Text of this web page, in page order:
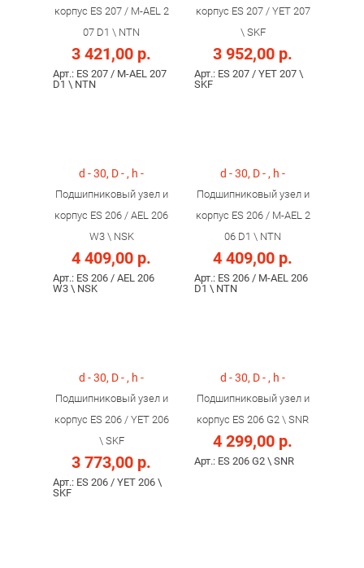
корпус ES 207 / M-AEL 2
07 D1 \ NTN
3 421,00 р.
Арт.: ES 207 / M-AEL 207
D1 \ NTN
корпус ES 207 / YET 207
\ SKF
3 952,00 р.
Арт.: ES 207 / YET 207 \
SKF
d - 30, D - , h -
Подшипниковый узел и
корпус ES 206 / AEL 206
W3 \ NSK
4 409,00 р.
Арт.: ES 206 / AEL 206
W3 \ NSK
d - 30, D - , h -
Подшипниковый узел и
корпус ES 206 / M-AEL 2
06 D1 \ NTN
4 409,00 р.
Арт.: ES 206 / M-AEL 206
D1 \ NTN
d - 30, D - , h -
Подшипниковый узел и
корпус ES 206 / YET 206
\ SKF
3 773,00 р.
Арт.: ES 206 / YET 206 \
SKF
d - 30, D - , h -
Подшипниковый узел и
корпус ES 206 G2 \ SNR
4 299,00 р.
Арт.: ES 206 G2 \ SNR